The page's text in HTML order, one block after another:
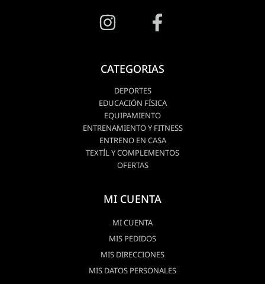
CATEGORIAS
DEPORTES
EDUCACIÓN FÍSICA
EQUIPAMIENTO
ENTRENAMIENTO Y FITNESS
ENTRENO EN CASA
TEXTÍL Y COMPLEMENTOS
OFERTAS
MI CUENTA
MI CUENTA
MIS PEDIDOS
MIS DIRECCIONES
MIS DATOS PERSONALES